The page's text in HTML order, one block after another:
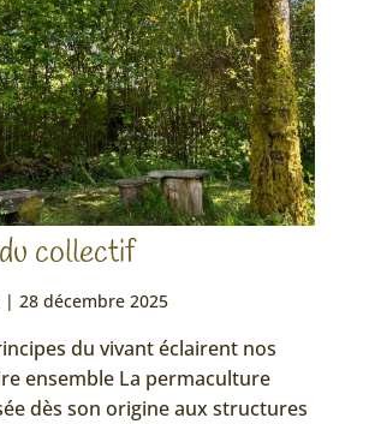
collectif
| 28 décembre 2025
du vivant éclairent nos
ensemble La permaculture
dès son origine aux structures